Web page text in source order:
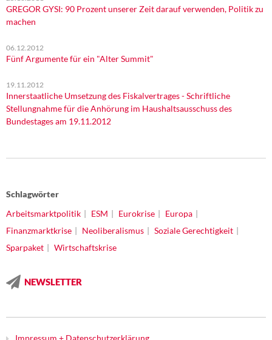
GREGOR GYSI: 90 Prozent unserer Zeit darauf verwenden, Politik zu
machen
06.12.2012
Fünf Argumente für ein "Alter Summit"
19.11.2012
Innerstaatliche Umsetzung des Fiskalvertrages - Schriftliche
Stellungnahme für die Anhörung im Haushaltsausschuss des
Bundestages am 19.11.2012
Schlagwörter
Arbeitsmarktpolitik
ESM Eurokrise
Europa
Finanzmarktkrise
Neoliberalismus
Soziale Gerechtigkeit
Sparpaket
Wirtschaftskrise
NEWSLETTER
Impressum + Datenschutzerklärung